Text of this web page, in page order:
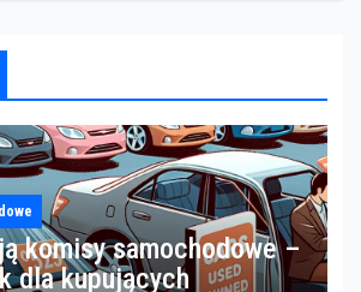
komisy samochodowe –
dla kupujących